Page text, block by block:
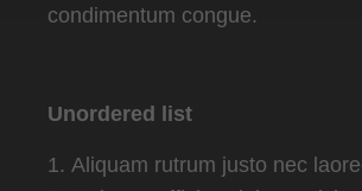
condimentum congue.
Unordered list
Aliquam rutrum justo nec